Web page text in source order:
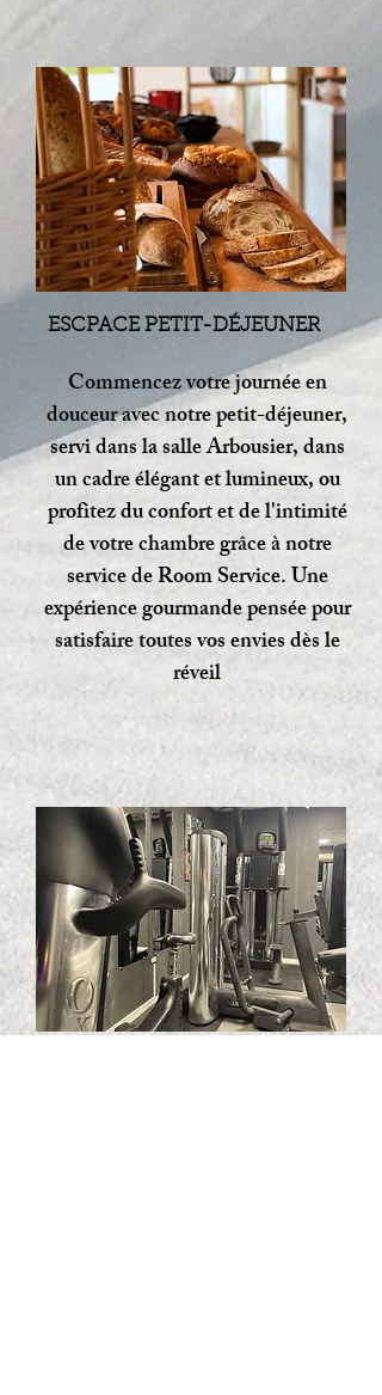
ESCPACE PETIT-DÉJEUNER
Commencez votre journée en
douceur avec notre petit-déjeuner,
servi dans la salle Arbousier, dans
un cadre élégant et lumineux, ou
profitez du confort et de l'intimité
de votre chambre grâce à notre
service de Room Service. Une
expérience gourmande pensée pour
satisfaire toutes vos envies dès le
réveil